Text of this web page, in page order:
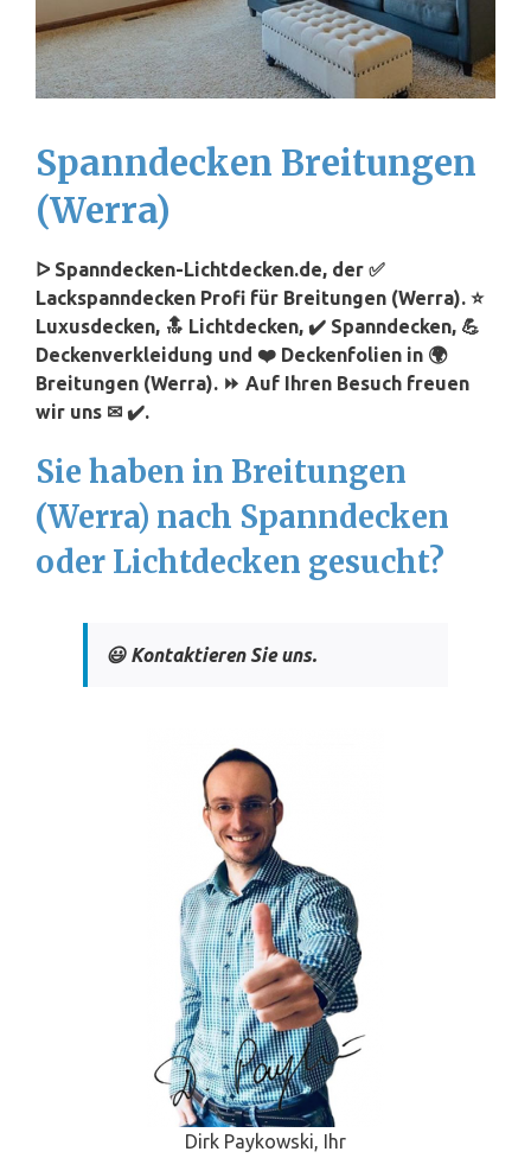
Spanndecken Breitungen
(Werra)
ᐅ Spanndecken-Lichtdecken.de, der ✅
Lackspanndecken Profi für Breitungen (Werra). ⭐
Luxusdecken, 🔝 Lichtdecken, ✔️ Spanndecken, 💪
Deckenverkleidung und ❤️ Deckenfolien in 🌍
Breitungen (Werra). ⏩ Auf Ihren Besuch freuen
wir uns ✉ ✔️.
Sie haben in Breitungen
(Werra) nach Spanndecken
oder Lichtdecken gesucht?
😃 Kontaktieren Sie uns.
Dirk Paykowski, Ihr